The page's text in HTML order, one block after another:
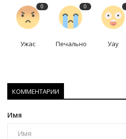
0
Ужас
0
Печально Уау
КОММЕНТАРИИ
Имя